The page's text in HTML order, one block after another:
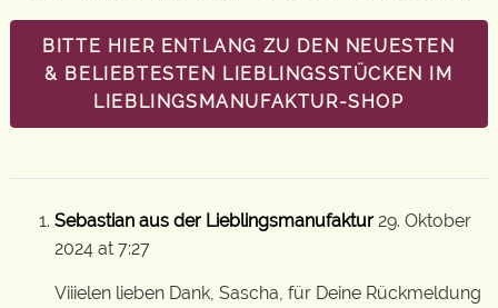
BITTE HIER ENTLANG ZU DEN NEUESTEN
& BELIEBTESTEN LIEBLINGSSTÜCKEN IM
LIEBLINGSMANUFAKTUR-SHOP
Sebastian aus der Lieblingsmanufaktur 29. Oktober
2024 at 7:27
Viiielen lieben Dank, Sascha, für Deine Rückmeldung